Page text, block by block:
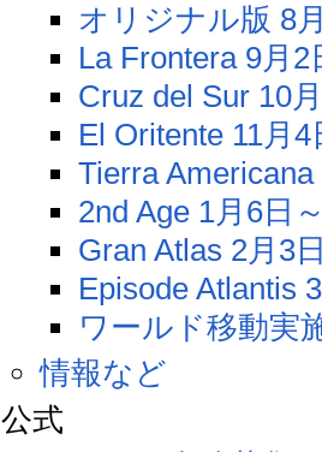
オリジナル版 8
La Frontera 9月
Cruz del Sur 10
El Oritente 11月
Tierra
2nd Age 1月6日
Gran Atlas 2月3
Episode Atlantis
ワールド移動実
情報など
公式